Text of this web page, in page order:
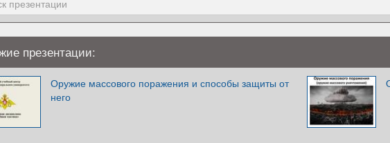
презентации:
Оружие массового поражения и способы защиты от
него